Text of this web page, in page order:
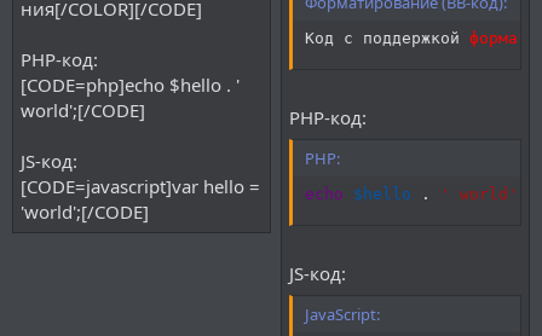
ния[/COLOR][/CODE]
PHP-код:
[CODE=php]echo $hello . '
world';[/CODE]
JS-код:
[CODE=javascript]var hello =
'world';[/CODE]
Код с поддержкой
PHP-код:
PHP:
echo $hello . ' world'
JS-код:
JavaScript: